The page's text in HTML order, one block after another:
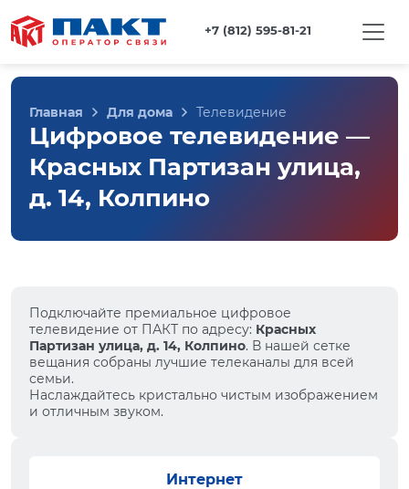
+7 (812) 595-81-21
Главная Для дома Телевидение
Цифровое телевидение —
Красных Партизан улица,
д. 14, Колпино
Подключайте премиальное цифровое
телевидение от ПАКТ по адресу: Красных
Партизан улица, д. 14, Колпино. В нашей сетке
вещания собраны лучшие телеканалы для всей
семьи.
Наслаждайтесь кристально чистым изображением
и отличным звуком.
Интернет